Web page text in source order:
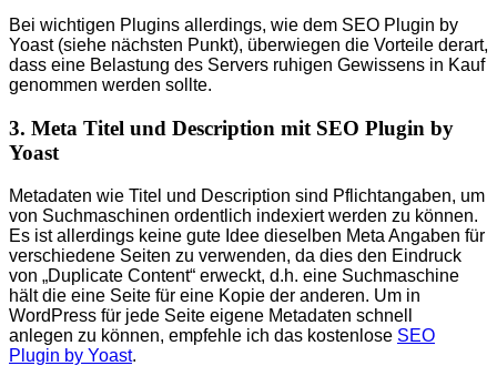
Bei wichtigen Plugins allerdings, wie dem SEO Plugin by
Yoast (siehe nächsten Punkt), überwiegen die Vorteile derart,
dass eine Belastung des Servers ruhigen Gewissens in Kauf
genommen werden sollte.
3. Meta Titel und Description mit SEO Plugin by
Yoast
Metadaten wie Titel und Description sind Pflichtangaben, um
von Suchmaschinen ordentlich indexiert werden zu können.
Es ist allerdings keine gute Idee dieselben Meta Angaben für
verschiedene Seiten zu verwenden, da dies den Eindruck
von „Duplicate Content“ erweckt, d.h. eine Suchmaschine
hält die eine Seite für eine Kopie der anderen. Um in
WordPress für jede Seite eigene Metadaten schnell
anlegen zu können, empfehle ich das kostenlose SEO
Plugin by Yoast.